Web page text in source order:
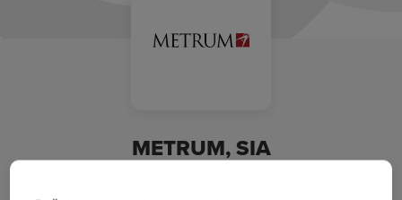
METRUM, SIA